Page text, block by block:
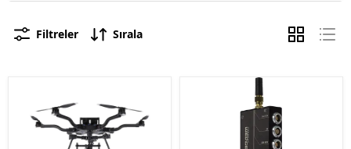
Filtreler Sırala